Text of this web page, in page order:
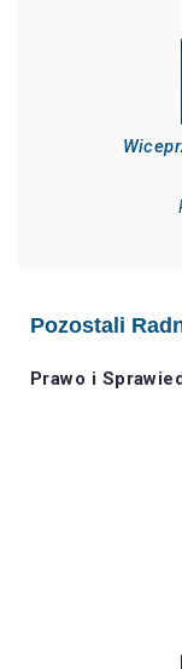
Pozostali
Prawo i